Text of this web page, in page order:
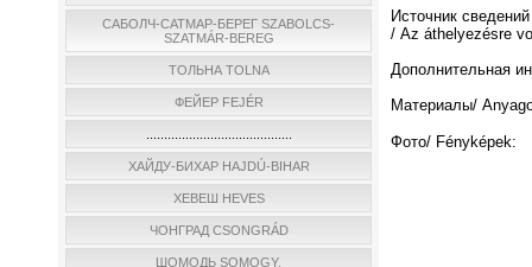
САБОЛЧ-САТМАР-БЕРЕГ SZABOLCS-
SZATMÁR-BEREG
ТОЛЬНА TOLNA
ФЕЙЕР FEJÉR
ХАЙДУ-БИХАР HAJDÚ-BIHAR
ХЕВЕШ HEVES
ЧОНГРАД CSONGRÁD
ШОМОДЬ SOMOGY.
Источник
/ Az áthelyezésre
Дополнительная
Материалы/
Фото/ Fényképek: